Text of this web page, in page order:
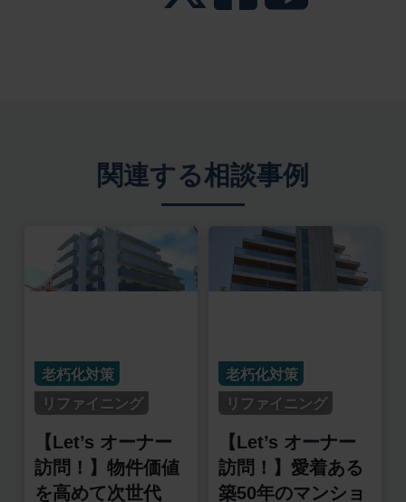
関連する相談事例
老朽化対策
リファイニング
【Let’s オーナー
訪問！】物件価値
を高めて次世代
老朽化対策
リファイニング
【Let’s オーナー
訪問！】愛着ある
築50年のマンショ